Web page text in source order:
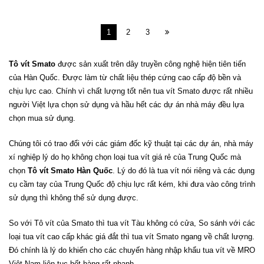
1 2 3
Tô vít Smato được sản xuất trên dây truyền công nghệ hiện tiên tiến
của Hàn Quốc. Được làm từ chất liệu thép cứng cao cấp độ bền và
chịu lực cao. Chính vì chất lượng tốt nên tua vít Smato được rất nhiều
người Việt lựa chọn sử dụng và hầu hết các dự án nhà máy đều lựa
chọn mua sử dụng.
Chúng tôi có trao đổi với các giám đốc kỹ thuật tại các dự án, nhà máy
xí nghiệp lý do họ không chọn loại tua vít giá rẻ của Trung Quốc mà
chọn Tô vít Smato Hàn Quốc . Lý do đó là tua vít nói riêng và các dụng
cụ cầm tay của Trung Quốc độ chịu lực rất kém, khi đưa vào công trình
sử dụng thì không thể sử dụng được.
So với Tô vít của Smato thì tua vít Tàu không có cửa, So sánh với các
loại tua vít cao cấp khác giá đắt thì tua vít Smato ngang về chất lượng.
Đó chính là lý do khiến cho các chuyến hàng nhập khẩu tua vít về MRO